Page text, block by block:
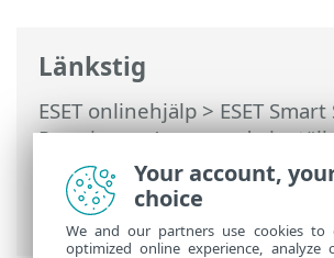
Länkstig
ESET onlinehjälp>ESET
Premium>Avancerade
Återställ inställningar i
inställningar > Återställa till
standardinställningar
Your account,
choice
We and our partners use cookies
optimized online experience, analyze